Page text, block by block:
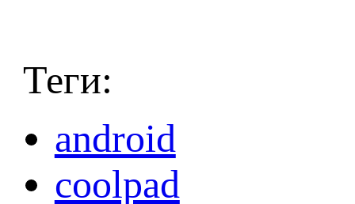
Теги:
android
coolpad